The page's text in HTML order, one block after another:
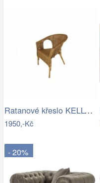
Ratanové křeslo KELLY - tmavý med
1950,-Kč
- 20%